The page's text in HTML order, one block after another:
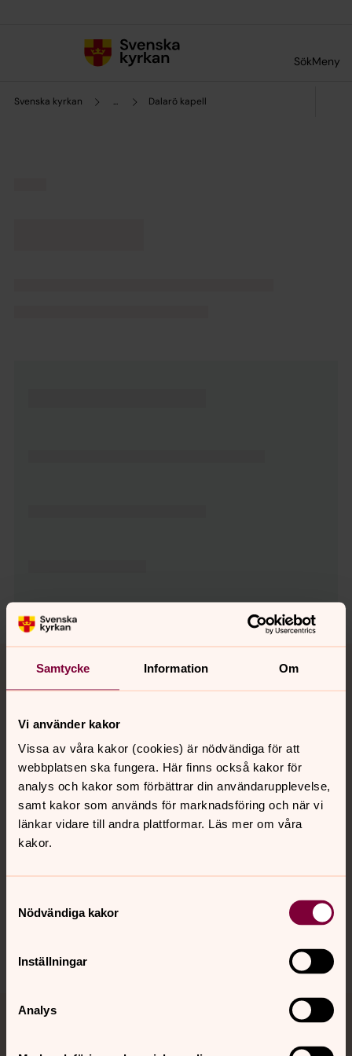
Samtycke Information Om
Vi använder kakor
Vissa av våra kakor (cookies) är nödvändiga för att
webbplatsen ska fungera. Här finns också kakor för
analys och kakor som förbättrar din användarupplevelse,
samt kakor som används för marknadsföring och när vi
länkar vidare till andra plattformar. Läs mer om våra
kakor.
Nödvändiga kakor
Inställningar
Analys
SökMeny
Svenska kyrkan ... Dalarö kapell
Tillbaka till toppen
Tillbaka till innehållet
Kontakt
Kalender
Hitta snabbt
Sociala kanaler